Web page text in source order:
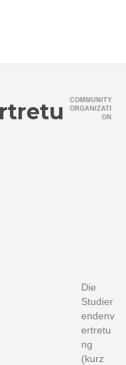
COMMUNITY
ORGANIZATI
ON
Die
Studier
endenv
ertretu
ng
(kurz